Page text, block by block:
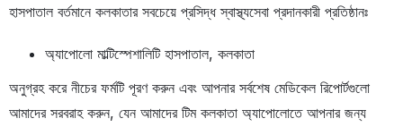
হাসপাতাল বর্তমানে কলকাতার সবচেয়ে প্রসিদ্ধ স্বাস্থ্যসেবা প্রদানকারী প্রতিষ্ঠানঃ
অ্যাপোলো মাল্টিস্পেশালিটি হাসপাতাল, কলকাতা
অনুগ্রহ করে নীচের ফর্মটি পূরণ করুন এবং আপনার সর্বশেষ মেডিকেল রিপোর্টগুলো
আমাদের সরবরাহ করুন, যেন আমাদের টিম কলকাতা অ্যাপোলোতে আপনার জন্য